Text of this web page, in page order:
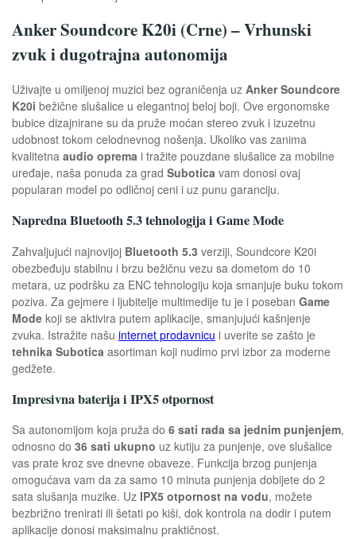
Anker Soundcore K20i (Crne) – Vrhunski
zvuk i dugotrajna autonomija
Uživajte u omiljenoj muzici bez ograničenja uz Anker Soundcore
K20i bežične slušalice u elegantnoj beloj boji. Ove ergonomske
bubice dizajnirane su da pruže moćan stereo zvuk i izuzetnu
udobnost tokom celodnevnog nošenja. Ukoliko vas zanima
kvalitetna audio oprema i tražite pouzdane slušalice za mobilne
uređaje, naša ponuda za grad Subotica vam donosi ovaj
popularan model po odličnoj ceni i uz punu garanciju.
Napredna Bluetooth 5.3 tehnologija i Game Mode
Zahvaljujući najnovijoj Bluetooth 5.3 verziji, Soundcore K20i
obezbeđuju stabilnu i brzu bežičnu vezu sa dometom do 10
metara, uz podršku za ENC tehnologiju koja smanjuje buku tokom
poziva. Za gejmere i ljubitelje multimedije tu je i poseban Game
Mode koji se aktivira putem aplikacije, smanjujući kašnjenje
zvuka. Istražite našu internet prodavnicu i uverite se zašto je
tehnika Subotica asortiman koji nudimo prvi izbor za moderne
gedžete.
Impresivna baterija i IPX5 otpornost
Sa autonomijom koja pruža do 6 sati rada sa jednim punjenjem,
odnosno do 36 sati ukupno uz kutiju za punjenje, ove slušalice
vas prate kroz sve dnevne obaveze. Funkcija brzog punjenja
omogućava vam da za samo 10 minuta punjenja dobijete do 2
sata slušanja muzike. Uz IPX5 otpornost na vodu, možete
bezbrižno trenirati ili šetati po kiši, dok kontrola na dodir i putem
aplikacije donosi maksimalnu praktičnost.